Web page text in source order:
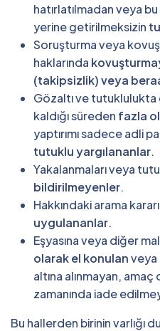
hatırlatılmadan veya
yerine getirilmeksizin
Soruşturma veya
haklarında
(takipsizlik) veya
Gözaltı ve
kaldığı süreden fazla
yaptırımı sadece adli
tutuklu yargılananlar.
Yakalanmaları veya
bildirilmeyenler.
Hakkındaki arama kararı
uygulananlar.
Eşyasına veya diğer
olarak el konulanveya
altına alınmayan, amaç
zamanında iade
Bu hallerden birinin varlığı